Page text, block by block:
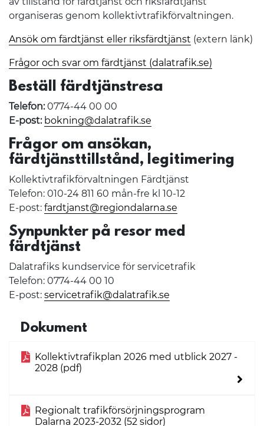
organiseras genom kollektivtrafikförvaltningen.
Ansök om färdtjänst eller riksfärdtjänst (extern länk)
Frågor och svar om färdtjänst (dalatrafik.se)
Beställ färdtjänstresa
Telefon:0774-44 00 00
E-post: bokning@dalatrafik.se
Frågor om ansökan,
färdtjänsttillstånd, legitimering
Kollektivtrafikförvaltningen Färdtjänst
Telefon: 010-24 811 60 mån-fre kl 10-12
E-post: fardtjanst@regiondalarna.se
Synpunkter på resor med
färdtjänst
Dalatrafiks kundservice för servicetrafik
Telefon: 0774-44 00 10
E-post: servicetrafik@dalatrafik.se
Dokument
Kollektivtrafikplan 2026 med utblick 2027 -
2028 (pdf)
Regionalt trafikförsörjningsprogram
Dalarna 2023-2032 (52 sidor)